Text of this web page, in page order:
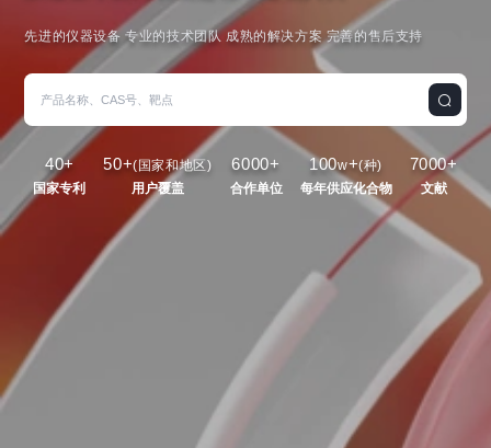
先进的仪器设备 专业的技术团队 成熟的解决方案 完善的售后支持
40+
国家专利
50+(国家和地区)
用户覆盖
6000+
合作单位
100w+(种)
每年供应化合物
7000+
文献